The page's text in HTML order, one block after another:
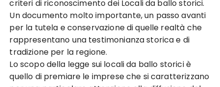
criteri di riconoscimento dei Locali da ballo storici.
Un documento molto importante, un passo avanti
per la tutela e conservazione di quelle realtà che
rappresentano una testimonianza storica e di
tradizione per la regione.
Lo scopo della legge sui locali da ballo storici è
quello di premiare le imprese che si caratterizzano